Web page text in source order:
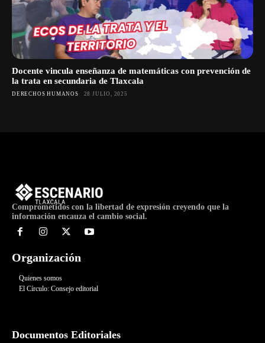
Docente vincula enseñanza de matemáticas con prevención de
la trata en secundaria de Tlaxcala
DERECHOS HUMANOS 28 JULIO, 2025
Comprometidos con la libertad de expresión creyendo que la
información encauza el cambio social.
Organización
Quienes somos
El Círculo: Consejo editorial
Documentos Editoriales